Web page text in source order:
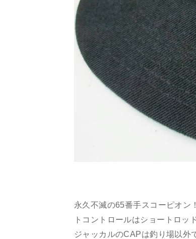
永久不滅の65番手スコーピオン
トコントロールはショートロッ
ジャッカルのCAPは釣り場以外